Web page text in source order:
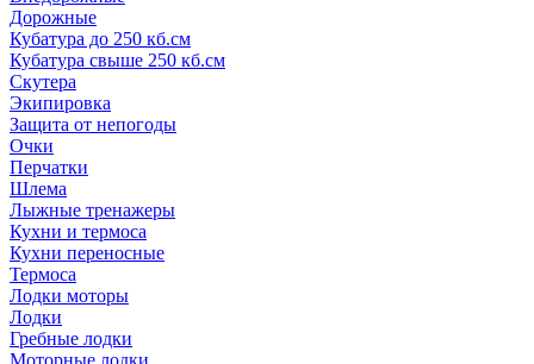
Дорожные
Кубатура до 250 кб.см
Кубатура свыше 250 кб.см
Скутера
Экипировка
Защита от непогоды
Очки
Перчатки
Шлема
Лыжные тренажеры
Кухни и термоса
Кухни переносные
Термоса
Лодки моторы
Лодки
Гребные лодки
Моторные лодки